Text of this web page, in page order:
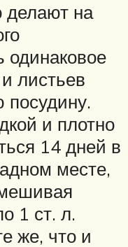
делают на
одинаковое
листьев
посудину.
и плотно
14 дней в
месте,
1 ст. л.
же, что и